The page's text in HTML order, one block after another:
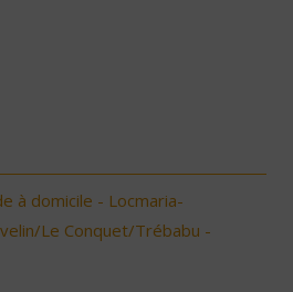
à domicile - Locmaria-
Le Conquet/Trébabu -